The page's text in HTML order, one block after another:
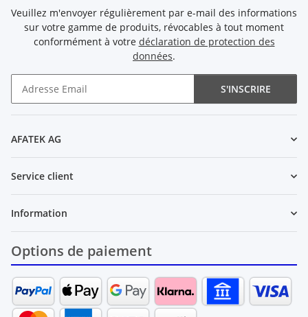
Veuillez m'envoyer régulièrement par e-mail des informations
sur votre gamme de produits, révocables à tout moment
conformément à votre déclaration de protection des
données.
S'INSCRIRE
AFATEK AG
Service client
Information
Options de paiement